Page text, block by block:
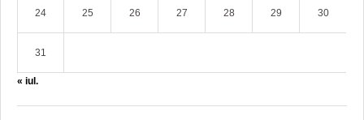
24 25 26 27 28 29 30
31
« iul.